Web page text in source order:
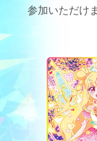
参加いただけ